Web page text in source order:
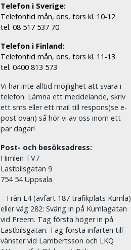
Telefon i Sverige:
Telefontid mån, ons, tors kl. 10-12
tel. 08 517 537 70
Telefon i Finland:
Telefontid mån, ons, tors kl. 11-13
tel. 0400 813 573
Vi har inte alltid möjlighet att svara i
telefon. Lämna ett meddelande, skriv
ett sms eller ett mail till respons(se e-
post ovan) så hör vi av oss inom ett
par dagar!
Post- och besöksadress:
Himlen TV7
Lastbilsgatan 9
754 54 Uppsala
– Från E4 (avfart 187 trafikplats Kumla)
eller väg 282: Sväng in på Kumlagatan
vid Preem. Tag första höger in på
Lastbilsgatan. Tag första infarten till
vänster vid Lambertsson och LKQ